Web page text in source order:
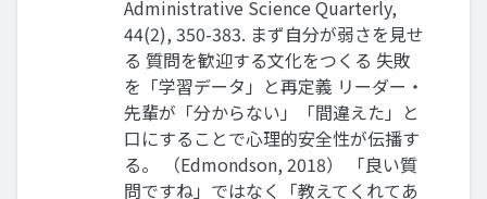
Administrative Science Quarterly,
44(2), 350-383. まず自分が弱さを見せ
る 質問を歓迎する文化をつくる 失敗
を「学習データ」と再定義 リーダー・
先輩が「分からない」「間違えた」と
口にすることで心理的安全性が伝播す
る。 （Edmondson, 2018） 「良い質
問ですね」ではなく「教えてくれてあ